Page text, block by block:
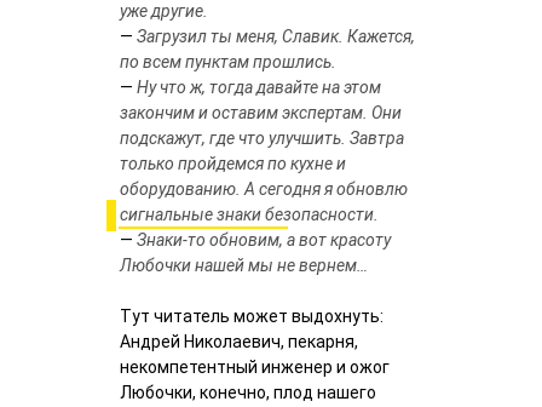
уже другие.
— Загрузил ты меня, Славик. Кажется,
по всем пунктам прошлись.
— Ну что ж, тогда давайте на этом
закончим и оставим экспертам. Они
подскажут, где что улучшить. Завтра
только пройдемся по кухне и
оборудованию. А сегодня я обновлю
сигнальные знаки безопасности.
— Знаки-то обновим, а вот красоту
Любочки нашей мы не вернем…
Тут читатель может выдохнуть:
Андрей Николаевич, пекарня,
некомпетентный инженер и ожог
Любочки, конечно, плод нашего